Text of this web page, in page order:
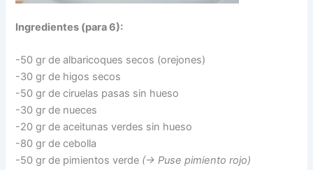
Ingredientes (para 6):
-50 gr de albaricoques secos (orejones)
-30 gr de higos secos
-50 gr de ciruelas pasas sin hueso
-30 gr de nueces
-20 gr de aceitunas verdes sin hueso
-80 gr de cebolla
-50 gr de pimientos verde (-> Puse pimiento rojo)